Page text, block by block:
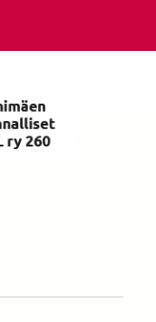
ry yhdistys 260